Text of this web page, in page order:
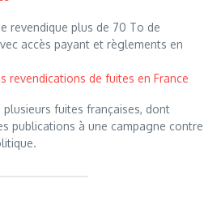
revendique plus de 70 To de
accès payant et règlements en
revendications de fuites en France
plusieurs fuites françaises, dont
publications à une campagne contre